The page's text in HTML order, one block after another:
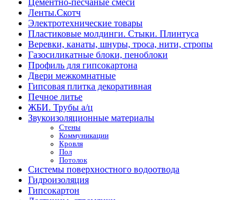
Цементно-песчаные смеси
Ленты.Скотч
Электротехнические товары
Пластиковые молдинги. Стыки. Плинтуса
Веревки, канаты, шнуры, троса, нити, стропы
Газосиликатные блоки, пеноблоки
Профиль для гипсокартона
Двери межкомнатные
Гипсовая плитка декоративная
Печное литье
ЖБИ. Трубы а/ц
Звукоизоляционные материалы
Стены
Коммуникации
Кровля
Пол
Потолок
Системы поверхностного водоотвода
Гидроизоляция
Гипсокартон